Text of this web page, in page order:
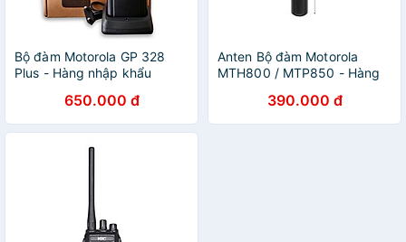
Bộ đàm Motorola GP 328
Plus - Hàng nhập khẩu
650.000 đ
Anten Bộ đàm Motorola
MTH800 / MTP850 - Hàng
390.000 đ